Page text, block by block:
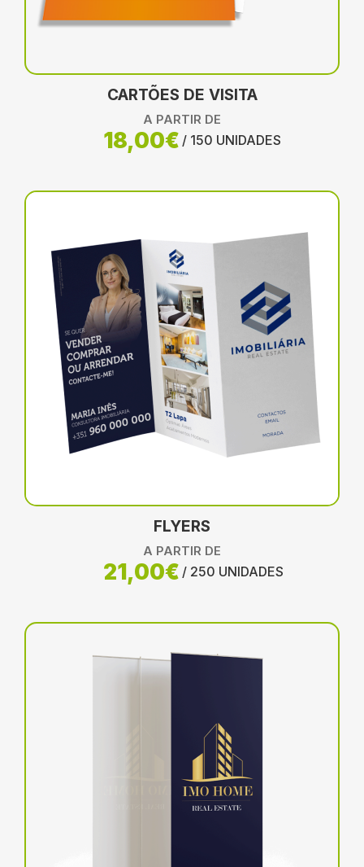
CARTÕES DE VISITA
A PARTIR DE
18,00€ / 150 UNIDADES
FLYERS
A PARTIR DE
21,00€ / 250 UNIDADES